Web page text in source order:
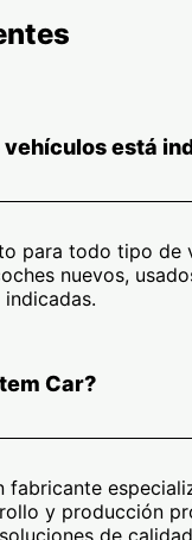
vehículos está
para todo tipo de
nuevos,
Car?
fabricante
y producción
de